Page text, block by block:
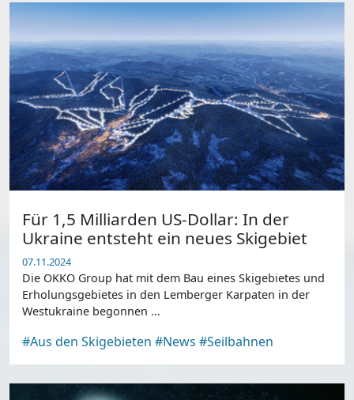
Für 1,5 Milliarden US-Dollar: In der
Ukraine entsteht ein neues Skigebiet
07.11.2024
Die OKKO Group hat mit dem Bau eines Skigebietes und
Erholungsgebietes in den Lemberger Karpaten in der
Westukraine begonnen ...
#Aus den Skigebieten #News #Seilbahnen